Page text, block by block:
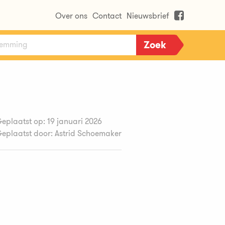
Over ons Contact Nieuwsbrief
op: 19 januari 2026
door: Astrid Schoemaker